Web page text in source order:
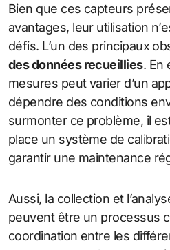
Bien que ces capteurs
avantages, leur utilisation
défis. L’un des principaux
des données recueillies. En
mesures peut varier d’un
dépendre des conditions
surmonter ce problème, il
place un système de
garantir une maintenance
Aussi, la collection et
peuvent être un processus
coordination entre les